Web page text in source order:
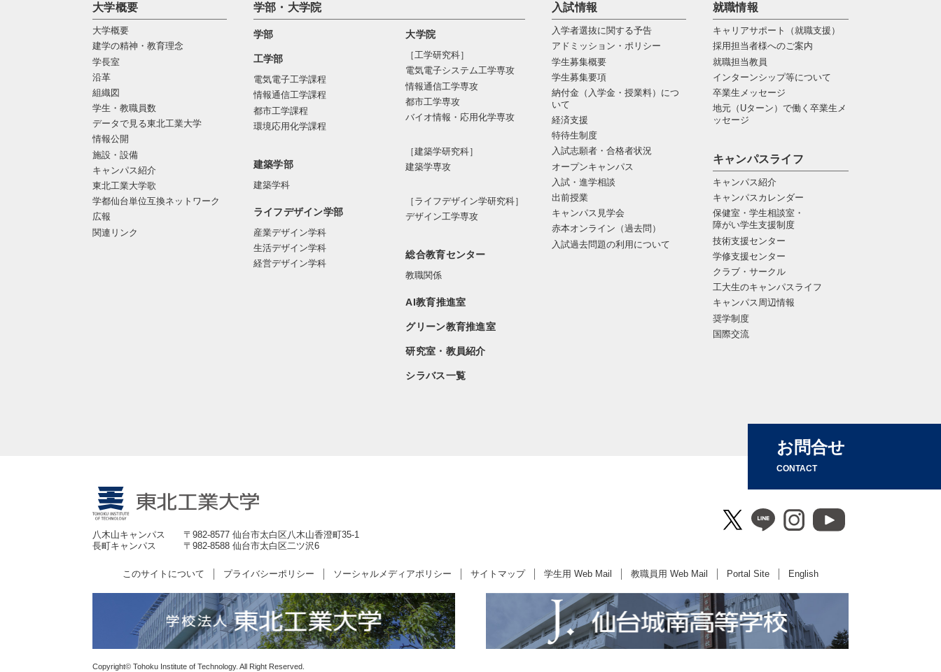
大学概要
大学概要
建学の精神・教育理念
学長室
沿革
組織図
学生・教職員数
データで見る東北工業大学
情報公開
施設・設備
キャンパス紹介
東北工業大学歌
学都仙台単位互換ネットワーク
広報
関連リンク
学部・大学院
学部
工学部
電気電子工学課程
情報通信工学課程
都市工学課程
環境応用化学課程
建築学部
建築学科
ライフデザイン学部
産業デザイン学科
生活デザイン学科
経営デザイン学科
大学院
［工学研究科］
電気電⼦システム⼯学専攻
情報通信⼯学専攻
都市⼯学専攻
バイオ情報・応⽤化学専攻
［建築学研究科］
建築学専攻
［ライフデザイン学研究科］
デザイン工学専攻
総合教育センター
教職関係
AI教育推進室
グリーン教育推進室
研究室・教員紹介
シラバス一覧
入試情報
入学者選抜に関する予告
アドミッション・ポリシー
学生募集概要
学生募集要項
納付金（入学金・授業料）につ
いて
経済支援
特待生制度
入試志願者・合格者状況
オープンキャンパス
入試・進学相談
出前授業
キャンパス見学会
赤本オンライン（過去問）
入試過去問題の利用について
就職情報
キャリアサポート（就職支援）
採用担当者様へのご案内
就職担当教員
インターンシップ等について
卒業生メッセージ
地元（Uターン）で働く卒業生メ
ッセージ
キャンパスライフ
キャンパス紹介
キャンパスカレンダー
保健室・学生相談室・
障がい学生支援制度
技術支援センター
学修支援センター
クラブ・サークル
工大生のキャンパスライフ
キャンパス周辺情報
奨学制度
国際交流
お問合せ
CONTACT
八木山キャンパス
〒982-8577 仙台市太白区八木山香澄町35-1
長町キャンパス
〒982-8588 仙台市太白区二ツ沢6
このサイトについて プライバシーポリシー ソーシャルメディアポリシー サイトマップ 学生用 Web Mail 教職員用 Web Mail Portal Site English
Copyright© Tohoku Institute of Technology. All Right Reserved.